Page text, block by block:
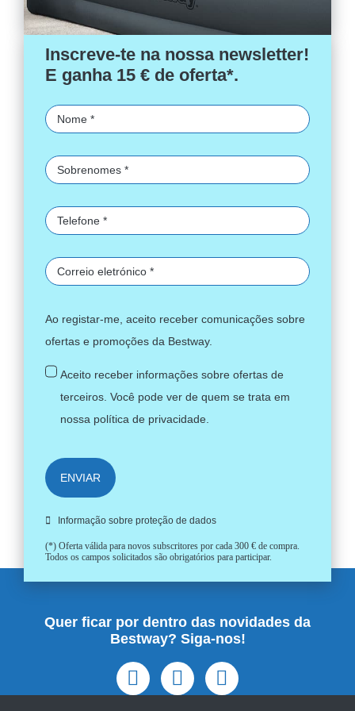
Inscreve-te na nossa newsletter!
E ganha 15 € de oferta*.
Ao registar-me, aceito receber comunicações sobre
ofertas e promoções da Bestway.
Aceito receber informações sobre ofertas de
terceiros. Você pode ver de quem se trata em
nossa política de privacidade.
ENVIAR
Informação sobre proteção de dados
(*) Oferta válida para novos subscritores por cada 300 € de compra.
Todos os campos solicitados são obrigatórios para participar.
Quer ficar por dentro das novidades da
Bestway? Siga-nos!